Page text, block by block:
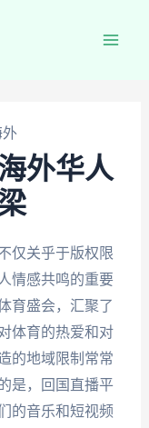
外
外华人
仅关乎于版权限
情感共鸣的重要
育盛会，汇聚了
体育的热爱和对
的地域限制常常
是，回国直播平
的音乐和短视频